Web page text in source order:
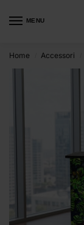
MENU
Home Accessori